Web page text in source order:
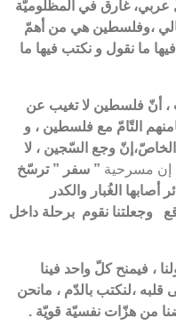
غارق في المظلوميّة
،وفلسطين هي من أهمّ
ما نقول و نكتب فيها ما
، أنّ فلسطين لا تغيب عن
التّامّ مع فلسطين ، و
وجع السّجين ، لا
إن مسرحية ” سفر ” ترسّخ
الغُبار والكدر
وجعلتنا نقوم برحلة داخل
، فيمنح كلّ واحد فينا
،لنكتب بالدّم ، مانحن
من هزّات نفسيّة قويّة .